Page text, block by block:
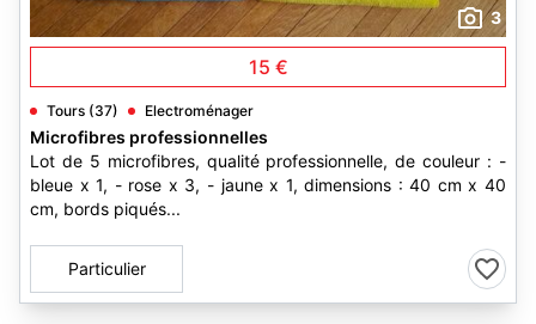
3
15 €
Tours (37) Electroménager
Microfibres professionnelles
Lot de 5 microfibres, qualité professionnelle, de couleur : -
bleue x 1, - rose x 3, - jaune x 1, dimensions : 40 cm x 40
cm, bords piqués...
Particulier